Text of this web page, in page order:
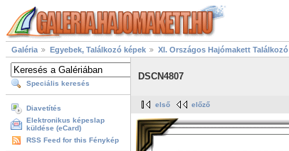
Galéria Egyebek, Találkozó képek XI. Országos Hajómakett Találkozó
Speciális keresés
Diavetítés
Elektronikus képeslap
küldése (eCard)
RSS Feed for this Fénykép
DSCN4807
első előző